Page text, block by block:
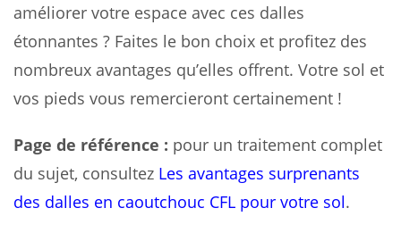
améliorer votre espace avec ces dalles
étonnantes ? Faites le bon choix et profitez des
nombreux avantages qu’elles offrent. Votre sol et
vos pieds vous remercieront certainement !
Page de référence : pour un traitement complet
du sujet, consultez Les avantages surprenants
des dalles en caoutchouc CFL pour votre sol.